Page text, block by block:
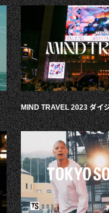
MIND TRAVEL 2023 ダイ